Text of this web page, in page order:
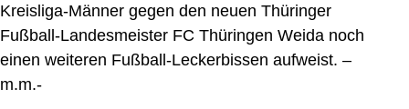
Kreisliga-Männer gegen den neuen Thüringer
Fußball-Landesmeister FC Thüringen Weida noch
einen weiteren Fußball-Leckerbissen aufweist. –
m.m.-